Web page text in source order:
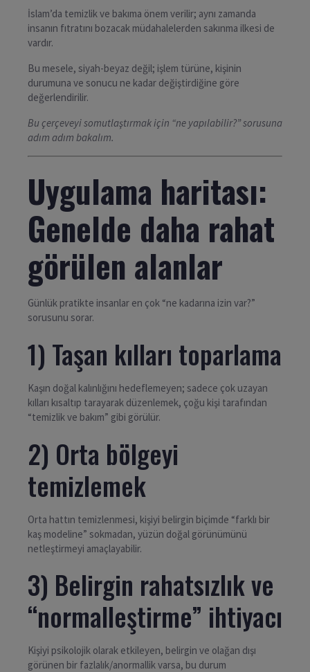
İslam’da temizlik ve bakıma önem verilir; aynı zamanda
insanın fıtratını bozacak müdahalelerden sakınma ilkesi de
vardır.
Bu mesele, siyah-beyaz değil; işlem türüne, kişinin
durumuna ve sonucu ne kadar değiştirdiğine göre
değerlendirilir.
Bu çerçeveyi somutlaştırmak için “ne yapılabilir?” sorusuna
adım adım bakalım.
Uygulama haritası:
Genelde daha rahat
görülen alanlar
Günlük pratikte insanlar en çok “ne kadarına izin var?”
sorusunu sorar.
1) Taşan kılları toparlama
Kaşın doğal kalınlığını hedeflemeyen; sadece çok uzayan
kılları kısaltıp tarayarak düzenlemek, çoğu kişi tarafından
“temizlik ve bakım” gibi görülür.
2) Orta bölgeyi
temizlemek
Orta hattın temizlenmesi, kişiyi belirgin biçimde “farklı bir
kaş modeline” sokmadan, yüzün doğal görünümünü
netleştirmeyi amaçlayabilir.
3) Belirgin rahatsızlık ve
“normalleştirme” ihtiyacı
Kişiyi psikolojik olarak etkileyen, belirgin ve olağan dışı
görünen bir fazlalık/anormallik varsa, bu durum